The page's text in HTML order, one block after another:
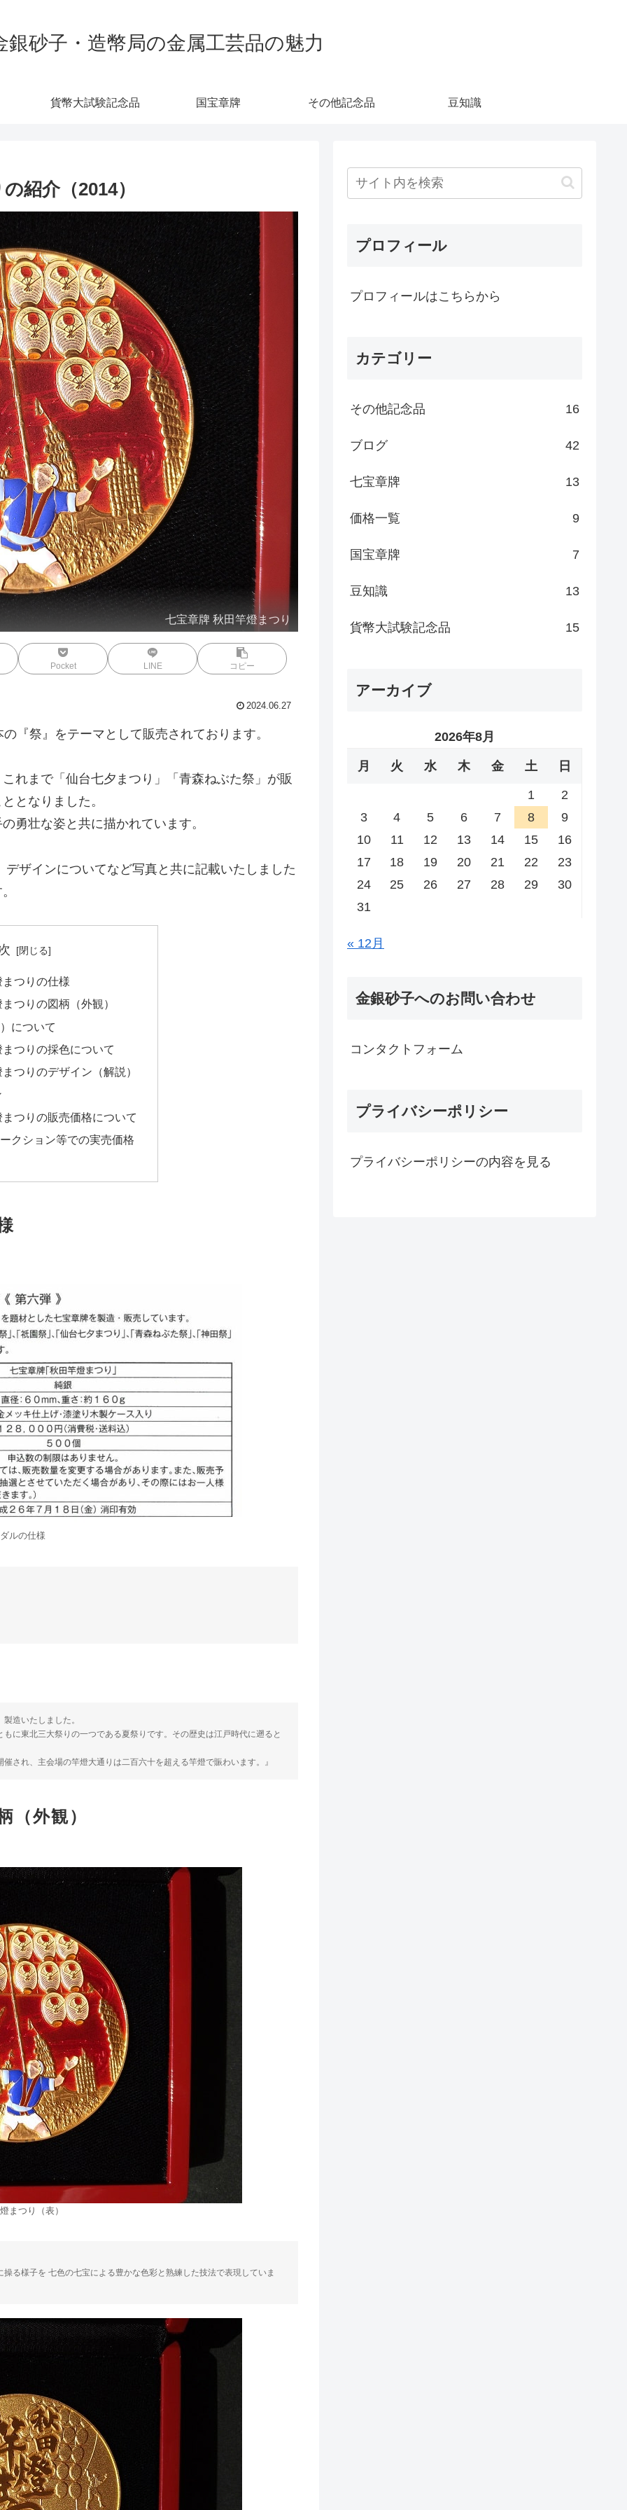
銀砂子・造幣局の金属工芸品の魅力
貨幣大試験記念品 国宝章牌 その他記念品 豆知識
紹介（2014）
七宝章牌 秋田竿燈まつり
Pocket LINE コピー
2024.06.27
祭』をテーマとして販売されております。
れまで「仙台七夕まつり」「青森ねぶた祭」が販
となりました。
勇壮な姿と共に描かれています。
ザインについてなど写真と共に記載いたしました
つりの仕様
つりの図柄（外観）
について
つりの採色について
つりのデザイン（解説）
つりの販売価格について
クション等での実売価格
ルの仕様
造いたしました。
に東北三大祭りの一つである夏祭りです。その歴史は江戸時代に遡ると
され、主会場の竿燈大通りは二百六十を超える竿燈で賑わいます。』
（外観）
まつり（表）
様子を 七色の七宝による豊かな色彩と熟練した技法で表現していま
プロフィール
プロフィールはこちらから
カテゴリー
その他記念品 16
ブログ 42
七宝章牌 13
価格一覧 9
国宝章牌 7
豆知識 13
貨幣大試験記念品 15
アーカイブ
2026年8月
月 火 水 木 金 土 日
1
2
3
4 5 6 7 8
9
10
11 12 13 14 15
16
17
18 19 20 21 22
23
24
25 26 27 28 29
30
31
« 12月
金銀砂子へのお問い合わせ
コンタクトフォーム
プライバシーポリシー
プライバシーポリシーの内容を見る